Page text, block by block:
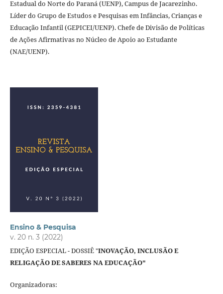
Estadual do Norte do Paraná (UENP), Campus de Jacarezinho.
Líder do Grupo de Estudos e Pesquisas em Infâncias, Crianças e
Educação Infantil (GEPICEI/UENP). Chefe de Divisão de Políticas
de Ações Afirmativas no Núcleo de Apoio ao Estudante
(NAE/UENP).
Ensino & Pesquisa
v. 20 n. 3 (2022)
EDIÇÃO ESPECIAL - DOSSIÊ "INOVAÇÃO, INCLUSÃO E
RELIGAÇÃO DE SABERES NA EDUCAÇÃO"
Organizadoras: